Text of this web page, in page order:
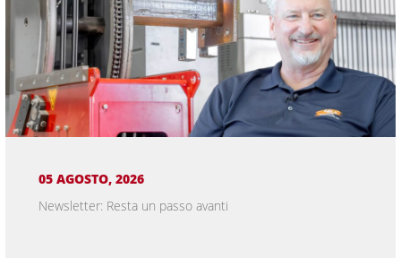
05 AGOSTO, 2026
Newsletter: Resta un passo avanti